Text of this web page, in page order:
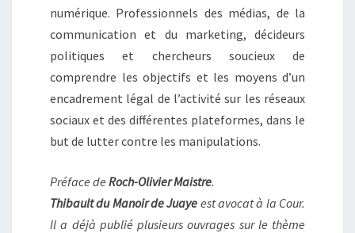
numérique. Professionnels des médias, de la
communication et du marketing, décideurs
politiques et chercheurs soucieux de
comprendre les objectifs et les moyens d’un
encadrement légal de l’activité sur les réseaux
sociaux et des différentes plateformes, dans le
but de lutter contre les manipulations.
Préface de Roch-Olivier Maistre.
Thibault du Manoir de Juaye est avocat à la Cour.
Il a déjà publié plusieurs ouvrages sur le thème